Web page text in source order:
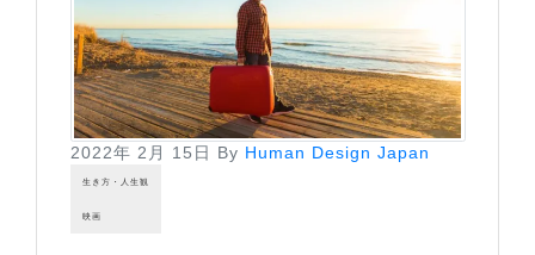
2022年 2月 15日 By Human Design Japan
生き方・人生観
映画